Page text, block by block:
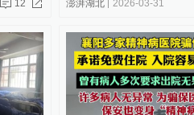
12 澎湃湖北 2026-03-31